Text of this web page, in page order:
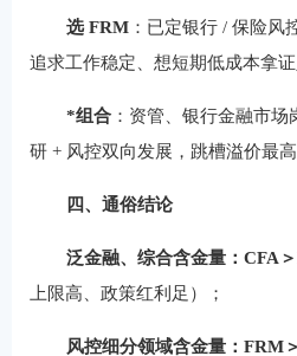
选 FRM：已定银行 / 保险风
追求工作稳定、想短期低成本拿证
*组合：资管、银行金融市场
研 + 风控双向发展，跳槽溢价最高
四、通俗结论
泛金融、综合含金量：CFA
上限高、政策红利足）；
风控细分领域含金量：FRM